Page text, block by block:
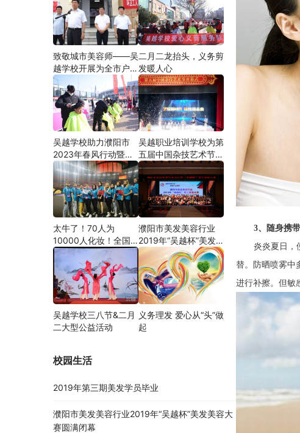
3、随身携
炎炎夏日，
替。防晒喷雾中
进行补擦。但敏
工人文化宫隆重举行
致敬城市美容师——吴
越学校开展为全市户外
劳动者爱心义剪活动
二月二龙抬头，义务剪
发暖人心
吴越学校助力濮阳市
2023年春风行动暨就
业援助月”首场新春招
聘会活动
吴越职业培训学校为第
五届中国杂技艺术节加
油添彩
太牛了！70人为
10000人化妆！全国
关注的盛事你知道吗？
濮阳市美发美容行业
2019年“吴越杯”美发
美容大赛圆满闭幕
吴越学校三八节&二月
二大型公益活动
义务理发 爱心从“头”做
起
校园生活
2019年第三期美发学员毕业
濮阳市美发美容行业2019年“吴越杯”美发美容大
赛圆满闭幕